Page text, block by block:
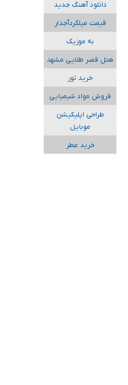
دانلود آهنگ جدید
قیمت میلگردآجدار
به موزیک
هتل قصر طلایی مشهد
خرید تور
فروش مواد شیمیایی
طراحی اپلیکیشن
موبایل
خرید عطر